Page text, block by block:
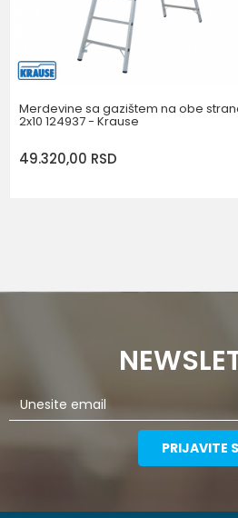
Merdevine sa gazištem na obe
2x10 124937 - Krause
49.320,00 RSD
PRIJAVITE